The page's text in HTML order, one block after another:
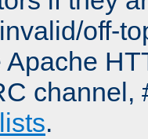
off-
Apache
channel,
.